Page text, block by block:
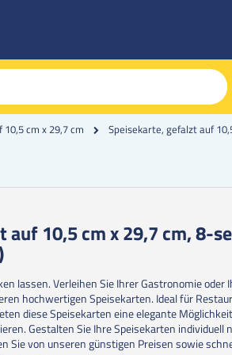
cm x 29,7 cm Speisekarte, gefalzt auf
auf 10,5 cm x 29,7 cm, 8-
lassen.Verleihen Sie Ihrer Gastronomie oder
hochwertigen Speisekarten. Ideal für
diese Speisekarten eine elegante
Gestalten Sie Ihre Speisekarten individuell
Sie von unseren günstigen Preisen sowie